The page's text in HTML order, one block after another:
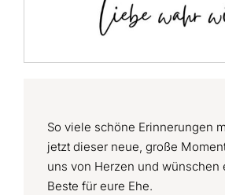
So viele schöne Erinnerungen
jetzt dieser neue, große
uns von Herzen und wünschen
Beste für eure Ehe.